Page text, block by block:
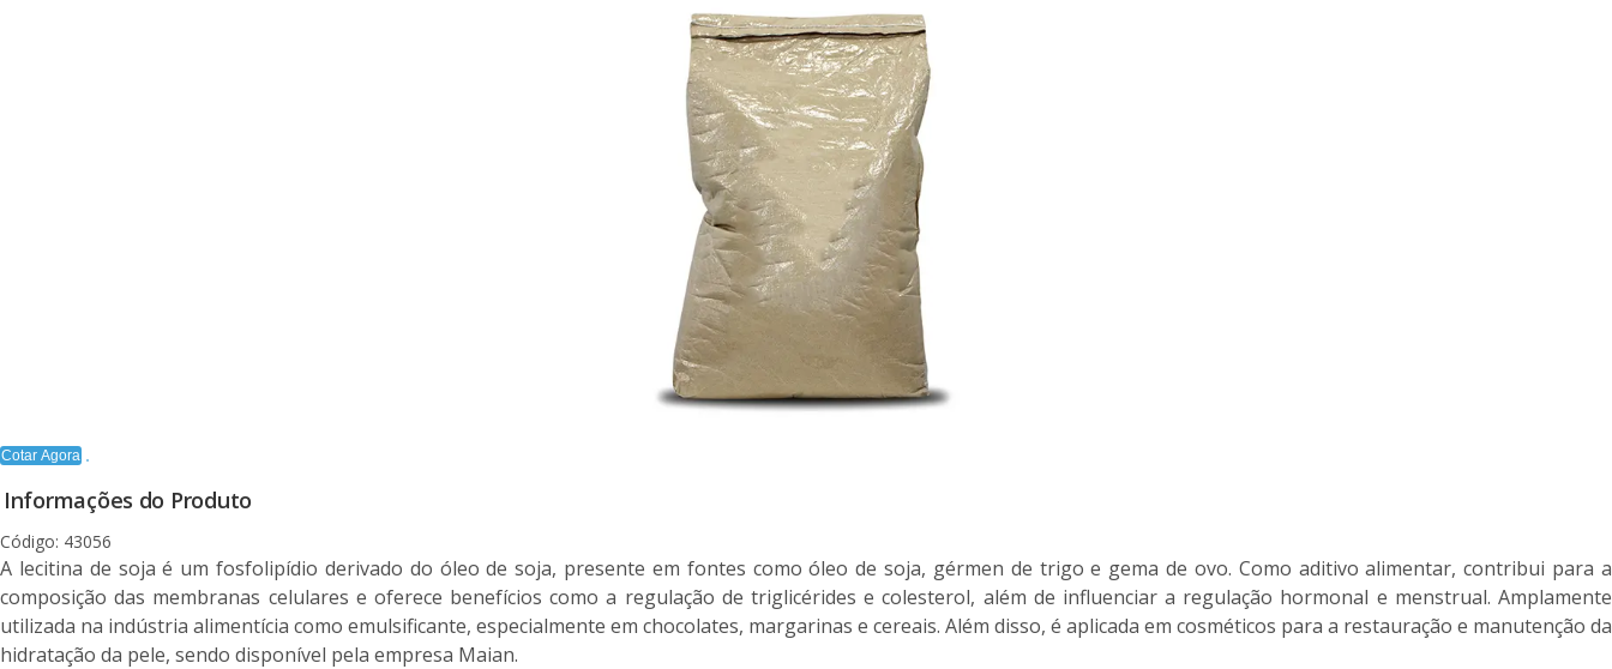
Cotar Agora
Informações do Produto
Código: 43056
A lecitina de soja é um fosfolipídio derivado do óleo de soja, presente em fontes como óleo de soja, gérmen de trigo e gema de ovo. Como aditivo alimentar, contribui para a
composição das membranas celulares e oferece benefícios como a regulação de triglicérides e colesterol, além de influenciar a regulação hormonal e menstrual. Amplamente
utilizada na indústria alimentícia como emulsificante, especialmente em chocolates, margarinas e cereais. Além disso, é aplicada em cosméticos para a restauração e manutenção da
hidratação da pele, sendo disponível pela empresa Maian.